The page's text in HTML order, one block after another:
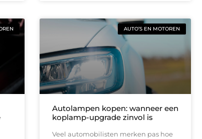
AUTO’S EN MOTOREN
Autolampen kopen: wanneer een
koplamp-upgrade zinvol is
Veel automobilisten merken pas hoe